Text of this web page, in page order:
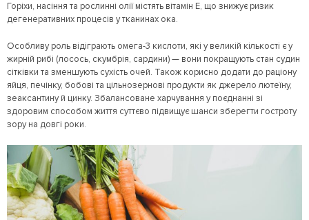
Горіхи, насіння та рослинні олії містять вітамін E, що знижує ризик
дегенеративних процесів у тканинах ока.
Особливу роль відіграють омега-3 кислоти, які у великій кількості є у
жирній рибі (лосось, скумбрія, сардини) — вони покращують стан судин
сітківки та зменшують сухість очей. Також корисно додати до раціону
яйця, печінку, бобові та цільнозернові продукти як джерело лютеїну,
зеаксантину й цинку. Збалансоване харчування у поєднанні зі
здоровим способом життя суттєво підвищує шанси зберегти гостроту
зору на довгі роки.